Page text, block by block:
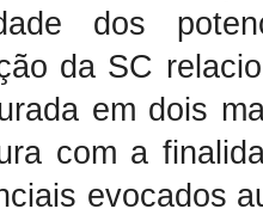
dos
da SC
em dois
com a
evocados